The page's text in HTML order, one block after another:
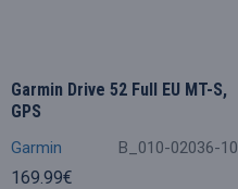
Garmin B_010-02036-10
Garmin Drive 52 Full EU MT-S,
GPS
169.99€